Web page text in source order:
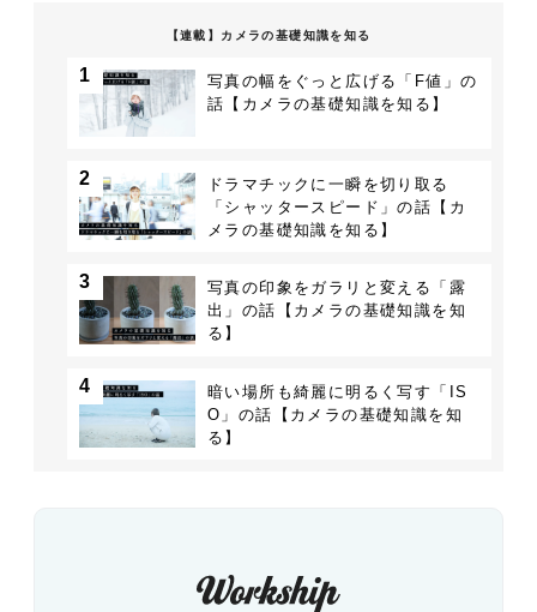
【連載】カメラの基礎知識を知る
1
写真の幅をぐっと広げる「F値」の
話【カメラの基礎知識を知る】
2
ドラマチックに一瞬を切り取る
「シャッタースピード」の話【カ
メラの基礎知識を知る】
3
写真の印象をガラリと変える「露
出」の話【カメラの基礎知識を知
る】
4
暗い場所も綺麗に明るく写す「IS
O」の話【カメラの基礎知識を知
る】